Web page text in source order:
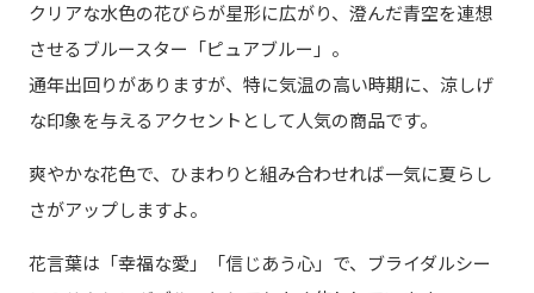
クリアな水色の花びらが星形に広がり、澄んだ青空を連想
させるブルースター「ピュアブルー」。
通年出回りがありますが、特に気温の高い時期に、涼しげ
な印象を与えるアクセントとして人気の商品です。
爽やかな花色で、ひまわりと組み合わせれば一気に夏らし
さがアップしますよ。
花言葉は「幸福な愛」「信じあう心」で、ブライダルシー